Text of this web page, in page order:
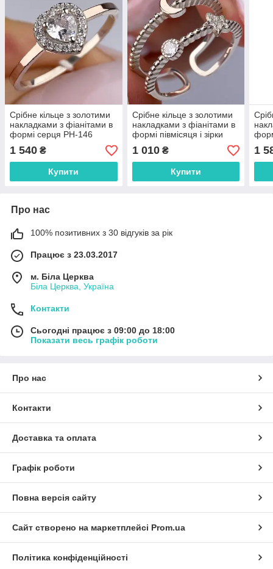
Срібне кільце з золотими
накладками з фіанітами в
формі серця РН-146
1 540 ₴
Купити
Срібне кільце з золотими
накладками з фіанітами в
формі півмісяця і зірки
РН-433
1 010₴
Купити
1
Про нас
100% позитивних з 30 відгуків за рік
Працює з 23.03.2017
м. Біла Церква
Біла Церква, Україна
Контакти
Сьогодні працює з 09:00 до 18:00
Показати весь графік роботи
Про нас
Контакти
Доставка та оплата
Графік роботи
Повна версія сайту
Сайт створено на маркетплейсі Prom.ua
Політика конфіденційності